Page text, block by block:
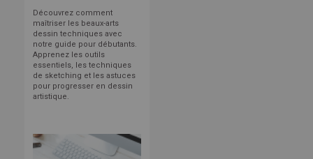
Découvrez comment
maîtriser les beaux-arts
dessin techniques avec
notre guide pour débutants.
Apprenez les outils
essentiels, les techniques
de sketching et les astuces
pour progresser en dessin
artistique.